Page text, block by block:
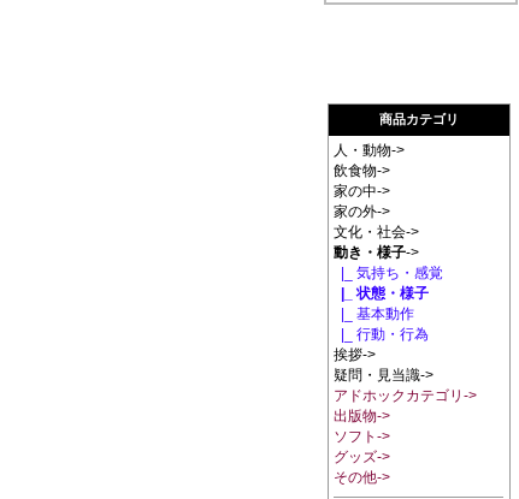
商品カテゴリ
人・動物->
飲食物->
家の中->
家の外->
文化・社会->
動き・様子->
|_ 気持ち・感覚
|_ 状態・様子
|_ 基本動作
|_ 行動・行為
挨拶->
疑問・見当識->
アドホックカテゴリ->
出版物->
ソフト->
グッズ->
その他->